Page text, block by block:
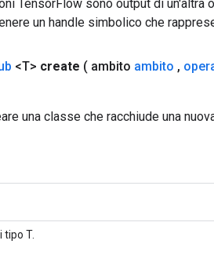
TensorFlow sono output di un'altra
un handle simbolico che
<T> create ( ambito ambito ,
una classe che racchiude una
tipo T.